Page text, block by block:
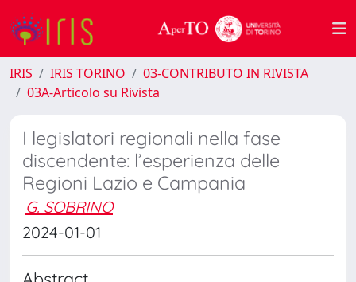
IRIS IRIS TORINO
03-CONTRIBUTO IN RIVISTA
03A-Articolo su Rivista
I legislatori regionali nella fase
discendente: l’esperienza delle
Regioni Lazio e Campania
G. SOBRINO
2024-01-01